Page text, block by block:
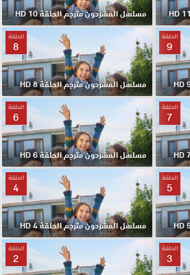
مسلسل المشردون مترجم الحلقة 10 HD
الحلقة
9
الحلقة
8
مسلسل المشردون مترجم الحلقة 8 HD
الحلقة
7
الحلقة
6
مسلسل المشردون مترجم الحلقة 6 HD
الحلقة
5
الحلقة
4
مسلسل المشردون مترجم الحلقة 4 HD
الحلقة
3
الحلقة
2